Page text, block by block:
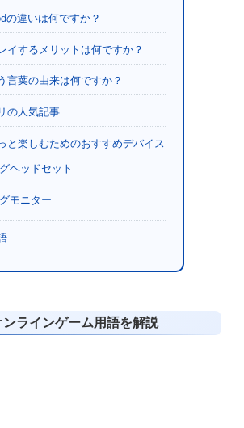
の違いは何ですか？
イするメリットは何ですか？
言葉の由来は何ですか？
の人気記事
と楽しむためのおすすめデバイス
ヘッドセット
モニター
ラインゲーム用語を解説